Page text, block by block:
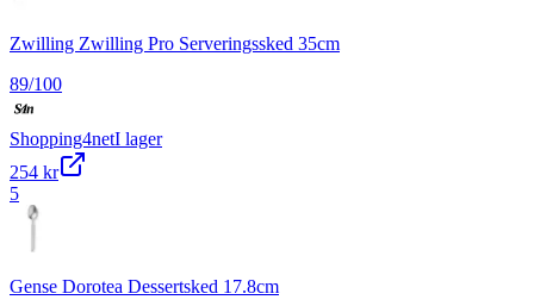
Zwilling Zwilling Pro Serveringssked 35cm
89/100
Shopping4netI lager
254 kr
5
Gense Dorotea Dessertsked 17.8cm